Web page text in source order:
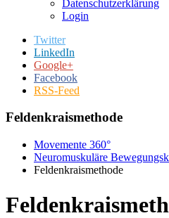
Datenschutzerklärung
Login
Twitter
LinkedIn
Google+
Facebook
RSS-Feed
Feldenkraismethode
Movemente 360°
Neuromuskuläre
Feldenkraismethode